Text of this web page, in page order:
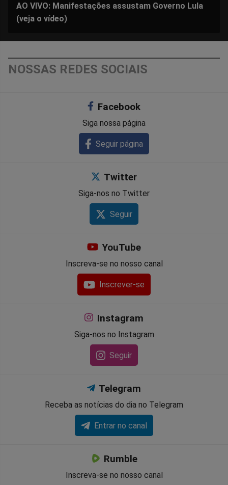
AO VIVO: Manifestações assustam Governo Lula
(veja o vídeo)
NOSSAS REDES SOCIAIS
Facebook
Siga nossa página
Seguir página
Twitter
Siga-nos no Twitter
Seguir
YouTube
Inscreva-se no nosso canal
Inscrever-se
Instagram
Siga-nos no Instagram
Seguir
Telegram
Receba as notícias do dia no Telegram
Entrar no canal
Rumble
Inscreva-se no nosso canal